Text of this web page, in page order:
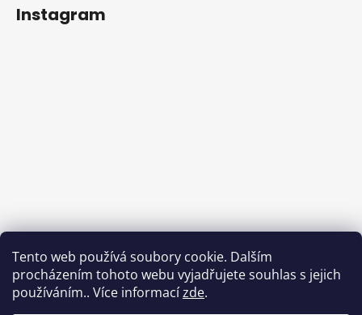
Tento web používá soubory cookie. Dalším
procházením tohoto webu vyjadřujete souhlas s jejich
používáním.. Více informacízde.
Instagram